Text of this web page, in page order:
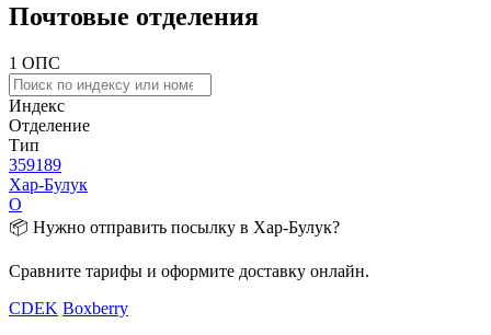
Почтовые отделения
1 ОПС
Индекс
Отделение
Тип
359189
Хар-Булук
О
📦 Нужно отправить посылку в Хар-Булук?
Сравните тарифы и оформите доставку онлайн.
CDEK Boxberry